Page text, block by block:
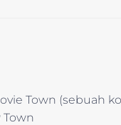
Town (sebuah
Town